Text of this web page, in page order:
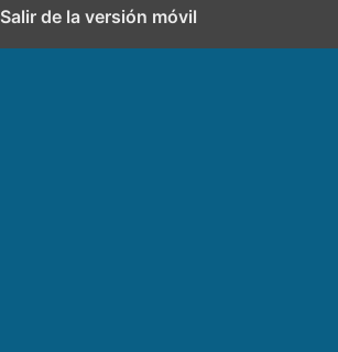
Salir de la versión móvil